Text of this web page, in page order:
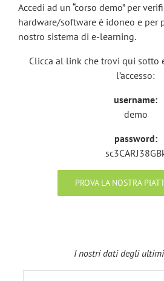
Accedi ad un “corso demo” per
hardware/software è idoneo e per
nostro sistema di e-learning.
Clicca al link che trovi qui sotto
l’accesso:
username:
demo
password:
PROVA LA NOSTRA
I nostri dati degli